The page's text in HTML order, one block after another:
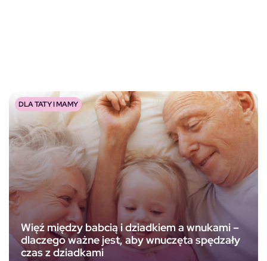
Więź między babcią i dziadkiem a wnukami –
dlaczego ważne jest, aby wnuczęta spędzały
czas z dziadkami
DLA TATY I MAMY